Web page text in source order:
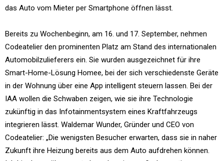
das Auto vom Mieter per Smartphone öffnen lässt.
Bereits zu Wochenbeginn, am 16. und 17. September, nehmen
Codeatelier den prominenten Platz am Stand des internationalen
Automobilzulieferers ein. Sie wurden ausgezeichnet für ihre
Smart-Home-Lösung Homee, bei der sich verschiedenste Geräte
in der Wohnung über eine App intelligent steuern lassen. Bei der
IAA wollen die Schwaben zeigen, wie sie ihre Technologie
zukünftig in das Infotainmentsystem eines Kraftfahrzeugs
integrieren lässt. Waldemar Wunder, Gründer und CEO von
Codeatelier: „Die wenigsten Besucher erwarten, dass sie in naher
Zukunft ihre Heizung bereits aus dem Auto aufdrehen können.